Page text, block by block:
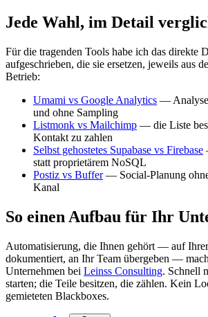
Jede Wahl, im Detail
Für die tragenden Tools habe ich das direkte
aufgeschrieben, die sie ersetzen, jeweils aus
Betrieb:
Umami vs Google Analytics — Analyse
und ohne Sampling
Listmonk vs Mailchimp — die Liste
Kontakt zu zahlen
Selbst gehostetes Supabase vs Firebase
statt proprietärem NoSQL
Postiz vs Buffer— Social-Planung
Kanal
So einen Aufbau für Ihr
Automatisierung, die Ihnen gehört — auf
dokumentiert, an Ihr Team übergeben —
Unternehmen bei Leinss Consulting. Schnell
starten; die Teile besitzen, die zählen. Kein
gemieteten Blackboxes.